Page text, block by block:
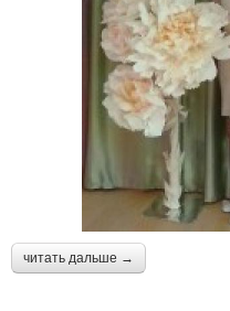
читать дальше →